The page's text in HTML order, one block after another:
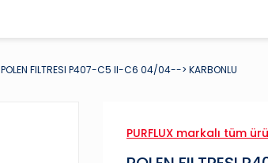
POLEN FILTRESI P407-C5 II-C6 04/04--> KARBONLU
PURFLUX markalı tüm